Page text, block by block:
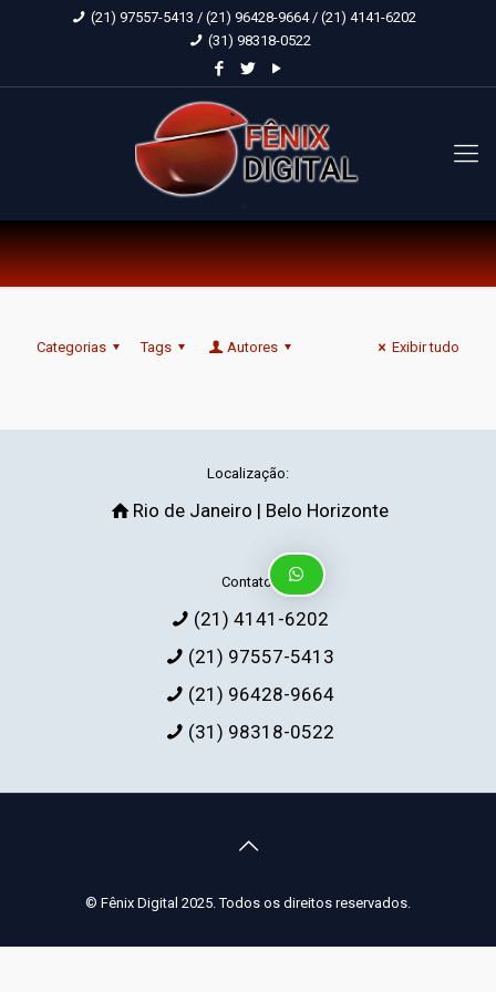
(21) 97557-5413 / (21) 96428-9664 / (21) 4141-6202
(31) 98318-0522
Categorias Tags Autores Exibir tudo
Localização:
Rio de Janeiro | Belo Horizonte
Contato:
(21) 4141-6202
(21) 97557-5413
(21) 96428-9664
(31) 98318-0522
© Fênix Digital 2025. Todos os direitos reservados.